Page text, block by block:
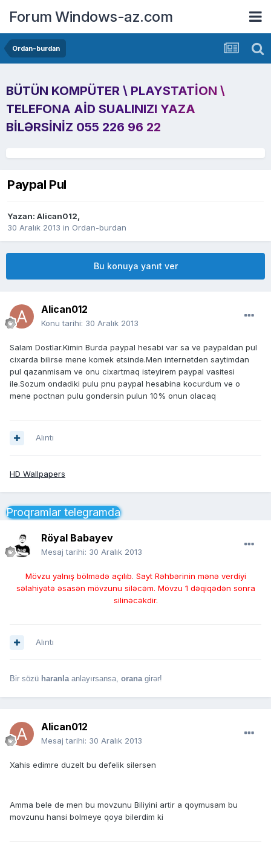
Forum Windows-az.com
Ordan-burdan
BÜTÜN KOMPÜTER \ PLAYSTATION \
TELEFONA AID SUALINIZI YAZA
BILƏRSINIZ 055 226 96 22
Paypal Pul
Yazan: Alican012,
30 Aralık 2013 in Ordan-burdan
Bu konuya yanıt ver
Alican012
Konu tarihi: 30 Aralık 2013
Salam Dostlar.Kimin Burda paypal hesabi var sa ve paypaldan pul
cixarda bilirse mene komek etsinde.Men internetden saytimdan
pul qazanmisam ve onu cixartmaq isteyirem paypal vasitesi
ile.Sozum ondadiki pulu pnu paypal hesabina kocurdum ve o
mene poctnan pulu gondersin pulun 10% onun olacaq
Alıntı
HD Wallpapers
Proqramlar telegramda
Röyal Babayev
Mesaj tarihi: 30 Aralık 2013
Mövzu yalnış bölmədə açılıb. Sayt Rəhbərinin mənə verdiyi
səlahiyətə əsasən mövzunu siləcəm. Mövzu 1 dəqiqədən sonra
silinəcəkdir.
Alıntı
Bir sözü haranla anlayırsansa, orana girər!
Alican012
Mesaj tarihi: 30 Aralık 2013
Xahis edimre duzelt bu defelik silersen
Amma bele de men bu movzunu Biliyini artir a qoymusam bu
movzunu hansi bolmeye qoya bilerdim ki